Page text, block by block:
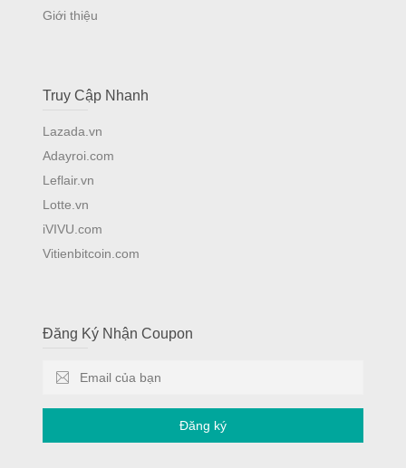
Giới thiệu
Truy Cập Nhanh
Lazada.vn
Adayroi.com
Leflair.vn
Lotte.vn
iVIVU.com
Vitienbitcoin.com
Đăng Ký Nhận Coupon
Đăng ký